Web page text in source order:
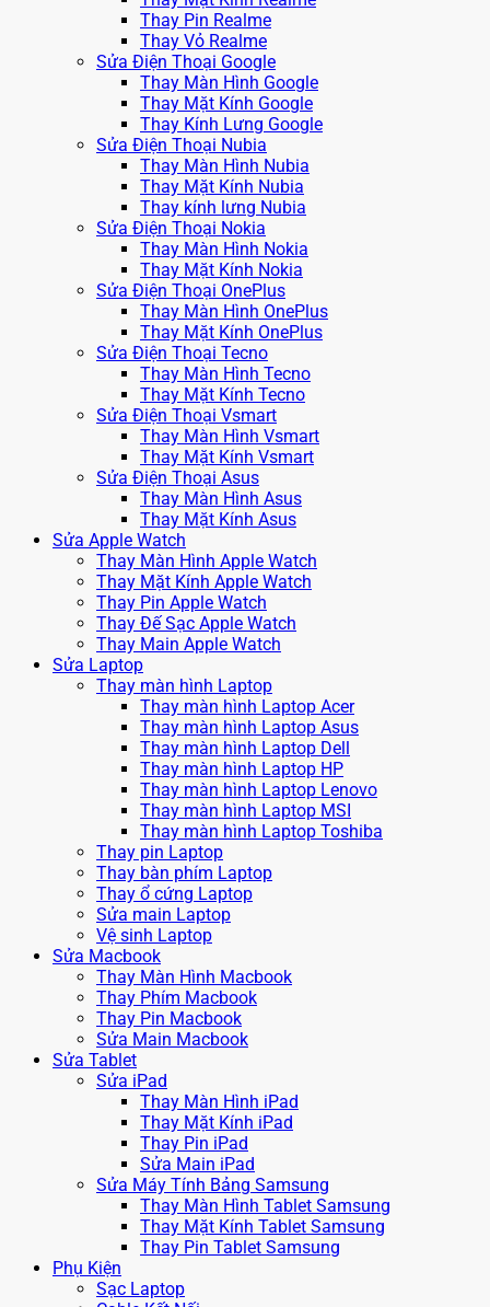
Thay Pin Realme
Thay Vỏ Realme
Sửa Điện Thoại Google
Thay Màn Hình Google
Thay Mặt Kính Google
Thay Kính Lưng Google
Sửa Điện Thoại Nubia
Thay Màn Hình Nubia
Thay Mặt Kính Nubia
Thay kính lưng Nubia
Sửa Điện Thoại Nokia
Thay Màn Hình Nokia
Thay Mặt Kính Nokia
Sửa Điện Thoại OnePlus
Thay Màn Hình OnePlus
Thay Mặt Kính OnePlus
Sửa Điện Thoại Tecno
Thay Màn Hình Tecno
Thay Mặt Kính Tecno
Sửa Điện Thoại Vsmart
Thay Màn Hình Vsmart
Thay Mặt Kính Vsmart
Sửa Điện Thoại Asus
Thay Màn Hình Asus
Thay Mặt Kính Asus
Sửa Apple Watch
Thay Màn Hình Apple Watch
Thay Mặt Kính Apple Watch
Thay Pin Apple Watch
Thay Đế Sạc Apple Watch
Thay Main Apple Watch
Sửa Laptop
Thay màn hình Laptop
Thay màn hình Laptop Acer
Thay màn hình Laptop Asus
Thay màn hình Laptop Dell
Thay màn hình Laptop HP
Thay màn hình Laptop Lenovo
Thay màn hình Laptop MSI
Thay màn hình Laptop Toshiba
Thay pin Laptop
Thay bàn phím Laptop
Thay ổ cứng Laptop
Sửa main Laptop
Vệ sinh Laptop
Sửa Macbook
Thay Màn Hình Macbook
Thay Phím Macbook
Thay Pin Macbook
Sửa Main Macbook
Sửa Tablet
Sửa iPad
Thay Màn Hình iPad
Thay Mặt Kính iPad
Thay Pin iPad
Sửa Main iPad
Sửa Máy Tính Bảng Samsung
Thay Màn Hình Tablet Samsung
Thay Mặt Kính Tablet Samsung
Thay Pin Tablet Samsung
Phụ Kiện
Sạc Laptop